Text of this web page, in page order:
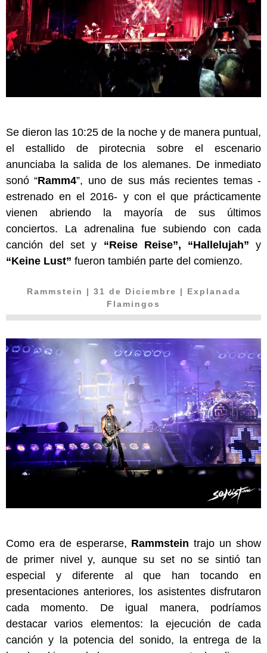
Se dieron las 10:25 de la noche y de manera puntual,
el estallido de pirotecnia sobre el escenario
anunciaba la salida de los alemanes. De inmediato
sonó “Ramm4”, uno de sus más recientes temas -
estrenado en el 2016- y con el que prácticamente
vienen abriendo la mayoría de sus últimos
conciertos. La adrenalina fue subiendo con cada
canción del set y “Reise Reise”, “Hallelujah” y
“Keine Lust” fueron también parte del comienzo.
Rammstein | 31 de Diciembre | Explanada
Flamingos
Como era de esperarse, Rammstein trajo un show
de primer nivel y, aunque su set no se sintió tan
especial y diferente al que han tocando en
presentaciones anteriores, los asistentes disfrutaron
cada momento. De igual manera, podríamos
destacar varios elementos: la ejecución de cada
canción y la potencia del sonido, la entrega de la